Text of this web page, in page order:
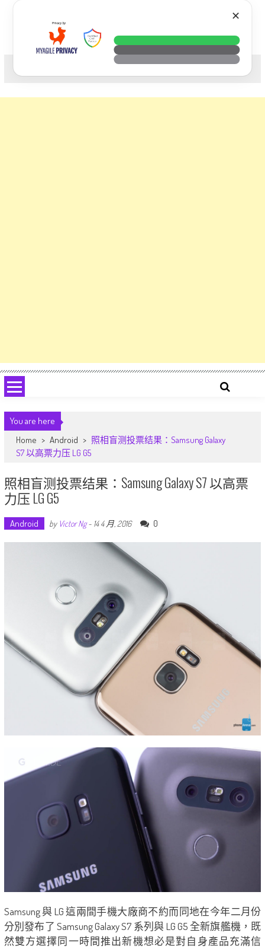
科技. 生活. 攝影.
You are here
Home > Android > 照相盲测投票结果：Samsung Galaxy
S7 以高票力压 LG G5
照相盲测投票结果：Samsung Galaxy S7 以高票
力压 LG G5
Android by Victor Ng- 14 4 月, 2016 0
Samsung 與 LG 這兩間手機大廠商不約而同地在今年二月份
分別發布了 Samsung Galaxy S7 系列與 LG G5 全新旗艦機，既
然雙方選擇同一時間推出新機想必是對自身產品充滿信
✕